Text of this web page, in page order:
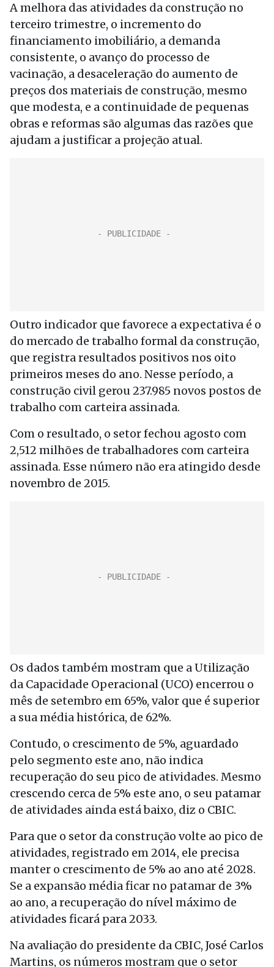
A melhora das atividades da construção no
terceiro trimestre, o incremento do
financiamento imobiliário, a demanda
consistente, o avanço do processo de
vacinação, a desaceleração do aumento de
preços dos materiais de construção, mesmo
que modesta, e a continuidade de pequenas
obras e reformas são algumas das razões que
ajudam a justificar a projeção atual.
Outro indicador que favorece a expectativa é o
do mercado de trabalho formal da construção,
que registra resultados positivos nos oito
primeiros meses do ano. Nesse período, a
construção civil gerou 237.985 novos postos de
trabalho com carteira assinada.
Com o resultado, o setor fechou agosto com
2,512 milhões de trabalhadores com carteira
assinada. Esse número não era atingido desde
novembro de 2015.
Os dados também mostram que a Utilização
da Capacidade Operacional (UCO) encerrou o
mês de setembro em 65%, valor que é superior
a sua média histórica, de 62%.
Contudo, o crescimento de 5%, aguardado
pelo segmento este ano, não indica
recuperação do seu pico de atividades. Mesmo
crescendo cerca de 5% este ano, o seu patamar
de atividades ainda está baixo, diz o CBIC.
Para que o setor da construção volte ao pico de
atividades, registrado em 2014, ele precisa
manter o crescimento de 5% ao ano até 2028.
Se a expansão média ficar no patamar de 3%
ao ano, a recuperação do nível máximo de
atividades ficará para 2033.
Na avaliação do presidente da CBIC, José Carlos
Martins, os números mostram que o setor